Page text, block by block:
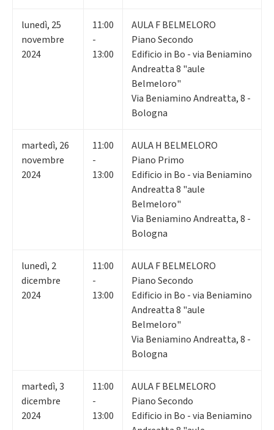
lunedì, 25
novembre
2024
11:00
-
13:00
AULA F BELMELORO
Piano Secondo
Edificio in Bo - via Beniamino
Andreatta 8 "aule
Belmeloro"
Via Beniamino Andreatta, 8 -
Bologna
martedì, 26
novembre
2024
11:00
-
13:00
AULA H BELMELORO
Piano Primo
Edificio in Bo - via Beniamino
Andreatta 8 "aule
Belmeloro"
Via Beniamino Andreatta, 8 -
Bologna
lunedì, 2
dicembre
2024
11:00
-
13:00
AULA F BELMELORO
Piano Secondo
Edificio in Bo - via Beniamino
Andreatta 8 "aule
Belmeloro"
Via Beniamino Andreatta, 8 -
Bologna
martedì,3
dicembre
2024
11:00
-
13:00
AULA F BELMELORO
Piano Secondo
Edificio in Bo - via Beniamino